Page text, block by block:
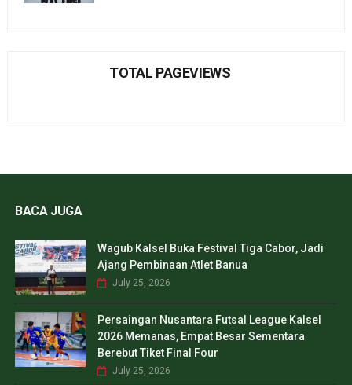
TOTAL PAGEVIEWS
BACA JUGA
Wagub Kalsel Buka Festival Tiga Cabor, Jadi
Ajang Pembinaan Atlet Banua
July 25, 2026
Persaingan Nusantara Futsal League Kalsel
2026 Memanas, Empat Besar Sementara
Berebut Tiket Final Four
July 25, 2026